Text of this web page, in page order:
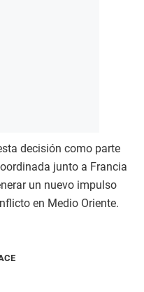
decisión como parte
junto a Francia
un nuevo impulso
en Medio Oriente.